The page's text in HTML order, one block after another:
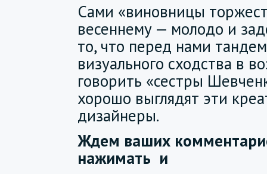
Сами «виновницы
весеннему — молодо и
то, что перед нами
визуального сходства в
говорить «сестры
хорошо выглядят эти
дизайнеры.
Ждем ваших
нажимать и